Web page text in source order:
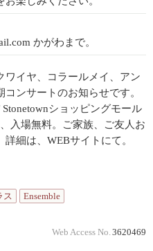
かがわまで。
ワイヤ、コラールメイ、アン
ンサートのお知らせです。
ショッピングモール
入場無料。ご家族、ご友人お
細は、WEBサイトにて。
ス Ensemble
Web Access No. 3620469